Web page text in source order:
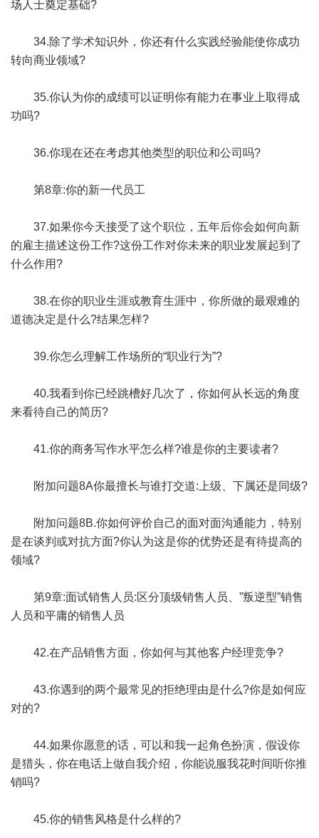
场人士奠定基础?
34.除了学术知识外，你还有什么实践经验能使你成功
转向商业领域?
35.你认为你的成绩可以证明你有能力在事业上取得成
功吗?
36.你现在还在考虑其他类型的职位和公司吗?
第8章:你的新一代员工
37.如果你今天接受了这个职位，五年后你会如何向新
的雇主描述这份工作?这份工作对你未来的职业发展起到了
什么作用?
38.在你的职业生涯或教育生涯中，你所做的最艰难的
道德决定是什么?结果怎样?
39.你怎么理解工作场所的“职业行为”?
40.我看到你已经跳槽好几次了，你如何从长远的角度
来看待自己的简历?
41.你的商务写作水平怎么样?谁是你的主要读者?
附加问题8A你最擅长与谁打交道:上级、下属还是同级?
附加问题8B.你如何评价自己的面对面沟通能力，特别
是在谈判或对抗方面?你认为这是你的优势还是有待提高的
领域?
第9章:面试销售人员:区分顶级销售人员、”叛逆型”销售
人员和平庸的销售人员
42.在产品销售方面，你如何与其他客户经理竞争?
43.你遇到的两个最常见的拒绝理由是什么?你是如何应
对的?
44.如果你愿意的话，可以和我一起角色扮演，假设你
是猎头，你在电话上做自我介绍，你能说服我花时间听你推
销吗?
45.你的销售风格是什么样的?